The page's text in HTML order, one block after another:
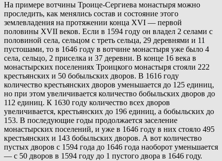
На примере вотчины Троице-Сергиева монастыря можно
проследить, как менялись состав и состояние этого
землевладения на протяжении конца XVI — первой
половины XVII веков. Если в 1594 году он владел 2 селами с
половиной села, сельцом с треть сельца, 29 деревнями и 11
пустошами, то в 1646 году в вотчине монастыря уже было 4
села, сельцо, 2 приселка и 37 деревни. В конце 16 века в
монастырских поселениях Троицкого монастыря стояли 222
крестьянских и 50 бобыльских дворов. В 1616 году
количество крестьянских дворов уменьшается до 125 единиц,
но при этом увеличивается количество бобыльских дворов до
112 единиц. К 1630 году количество всех дворов
увеличивается, крестьянских до 196 единиц, а бобыльских до
153. В последующие годы продолжается заселение
монастырских поселений, и уже в 1646 году в них стояло 495
крестьянских и 143 бобыльских дворов. А вот количество
пустых дворов с 1594 года до 1646 года наоборот уменьшается
— с 50 дворов в 1594 году до 1 пустого двора в 1646 году.